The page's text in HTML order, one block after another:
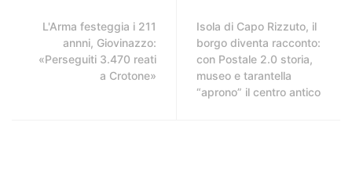
L'Arma festeggia i 211
annni, Giovinazzo:
«Perseguiti 3.470 reati
a Crotone»
Isola di Capo Rizzuto, il
borgo diventa racconto:
con Postale 2.0 storia,
museo e tarantella
“aprono” il centro antico